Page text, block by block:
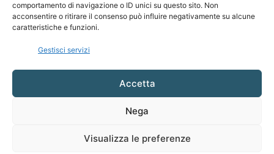
comportamento di navigazione o ID unici su questo sito. Non
acconsentire o ritirare il consenso può influire negativamente su alcune
caratteristiche e funzioni.
Gestisci servizi
Accetta
Nega
Visualizza le preferenze
Contattaci:coelumastro@coelum.com